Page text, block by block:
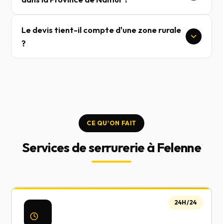
Le devis tient-il compte d'une zone rurale
?
CE QU'ON FAIT
Services de serrurerie à Felenne
24H/24